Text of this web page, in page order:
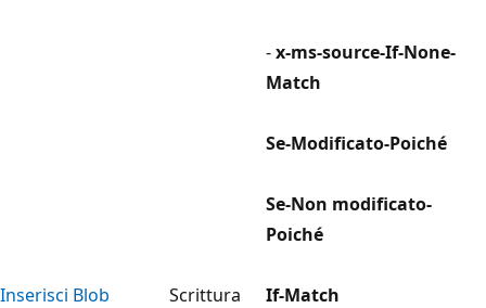
-x-ms-source-If-None-
Match
Inserisci Blob Scrittura
Se-Modificato-Poiché
Se-Non modificato-
Poiché
If-Match